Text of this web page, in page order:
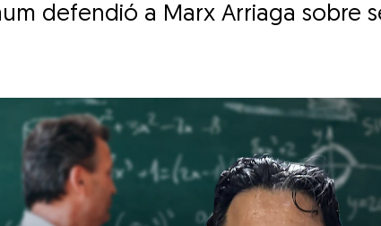
defendió a Marx Arriaga sobre